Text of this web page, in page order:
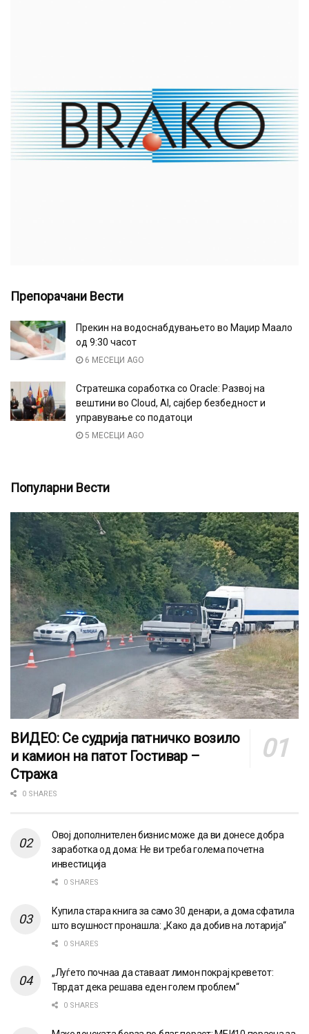
Препорачани Вести
Прекин на водоснабдувањето во Маџир Маало
од 9:30 часот
6 МЕСЕЦИ AGO
Стратешка соработка со Oracle: Развој на
вештини во Cloud, AI, сајбер безбедност и
управување со податоци
5 МЕСЕЦИ AGO
Популарни Вести
ВИДЕО: Се судрија патничко возило
и камион на патот Гостивар –
Стража
0 SHARES
Овој дополнителен бизнис може да ви донесе добра
заработка од дома: Не ви треба голема почетна
инвестиција
0 SHARES
Купила стара книга за само 30 денари, а дома сфатила
што всушност пронашла: „Како да добив на лотарија“
0 SHARES
„Луѓето почнаа да ставаат лимон покрај креветот:
Тврдат дека решава еден голем проблем“
0 SHARES